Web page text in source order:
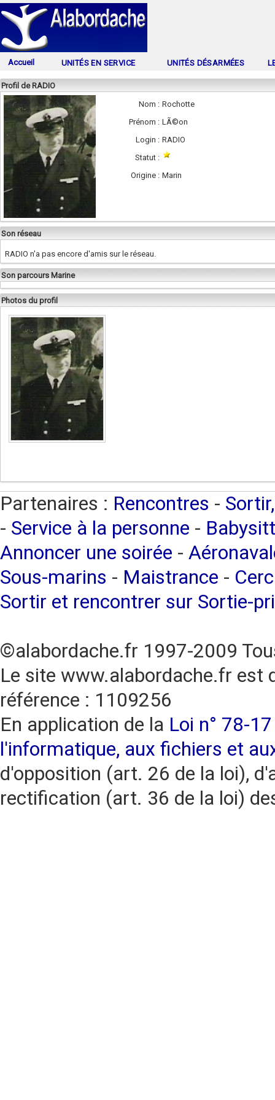
Accueil UNITÉS EN SERVICE UNITÉS DÉSARMÉES
Profil de RADIO
Nom : Rochotte
Prénom : LÃ©on
Login : RADIO
Statut :
Origine : Marin
Son réseau
RADIO n'a pas encore d'amis sur le réseau.
Son parcours Marine
Photos du profil
Partenaires : Rencontres -
- Service à la personne -
Annoncer une soirée -
Sous-marins - Maistrance -
Sortir et rencontrer sur Sortie-
©alabordache.fr 1997-2009
Le site www.alabordache.fr est
référence : 1109256
En application de la Loi n° 78-
l'informatique, aux fichiers et
d'opposition (art. 26 de la loi),
rectification (art. 36 de la loi)